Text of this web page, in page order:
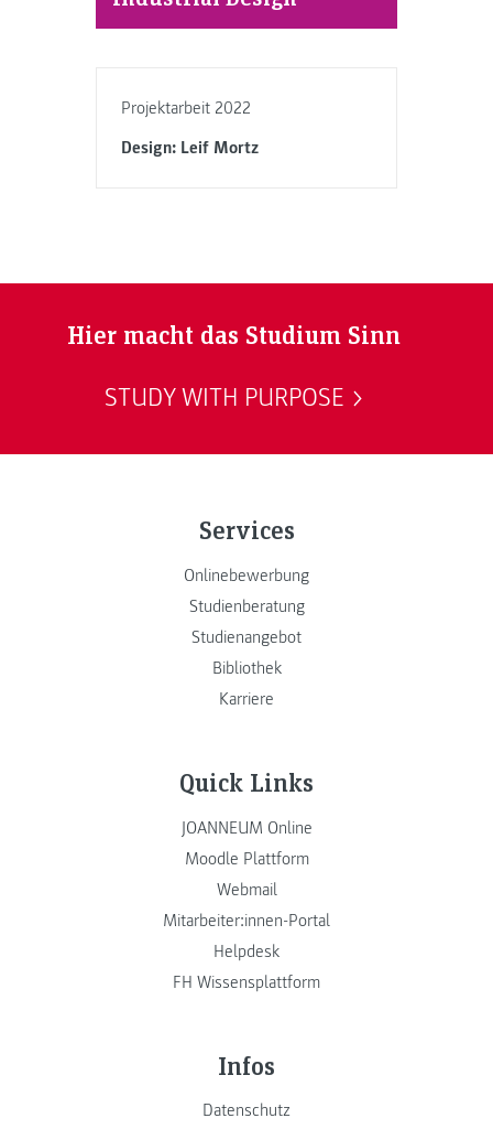
Projektarbeit 2022
Design: Leif Mortz
Hier macht das Studium Sinn
STUDY WITH PURPOSE
Services
Onlinebewerbung
Studienberatung
Studienangebot
Bibliothek
Karriere
Quick Links
JOANNEUM Online
Moodle Plattform
Webmail
Mitarbeiter:innen-Portal
Helpdesk
FH Wissensplattform
Infos
Datenschutz